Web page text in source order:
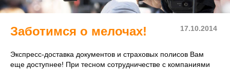
17.10.2014
Заботимся о мелочах!
Экспресс-доставка документов и страховых полисов Вам
еще доступнее! При тесном сотрудничестве с компаниями